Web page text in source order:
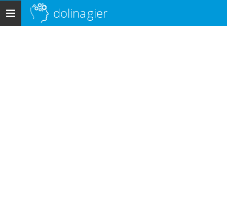
Menu
główne
dolinagier